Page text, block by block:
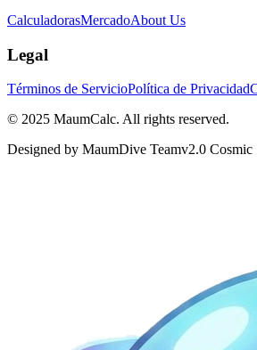
CalculadorasMercadoAbout Us
Legal
Términos de ServicioPolítica de Privacidad
© 2025 MaumCalc. All rights reserved.
Designed by MaumDive Teamv2.0 Cosmic